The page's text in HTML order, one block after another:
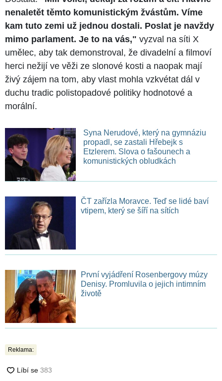
nenaletět těmto komunistickým žvástům. Víme
kam tuto zemi už jednou dostali. Poslat je navždy
mimo parlament. Je to na vás," vyzval na síti X
umělec, aby tak demonstroval, že divadelní a filmoví
herci nežijí ve věži ze slonové kosti a naopak mají
živý zájem na tom, aby vlast mohla vzkvétat dál v
duchu tradic polistopadové politiky hodnotové a
morální.
Syna Nerudové, který na gymnáziu
propadl, se zastali Hřebejk s
Etzlerem. Slova o fašounech a
komunistických obludkách
ČT zařízla Moravce. Teď se lidé baví
vtipem, který se šíří na sítích
První vyjádření Rosenbergovy múzy
Denisy. Promluvila o jejich intimním
životě
Reklama: